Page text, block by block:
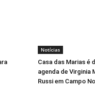
Notícias
Casa das Marias é
agenda de Virginia
Russi em Campo